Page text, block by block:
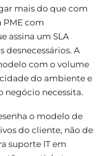
mais do que com
PME com
assina um SLA
desnecessários. A
com o volume
do ambiente e
negócio necessita.
o modelo de
do cliente, não de
suporte IT em